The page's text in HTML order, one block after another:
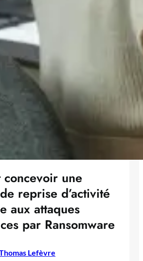
concevoir une
reprise d’activité
aux attaques
par Ransomware
Lefèvre